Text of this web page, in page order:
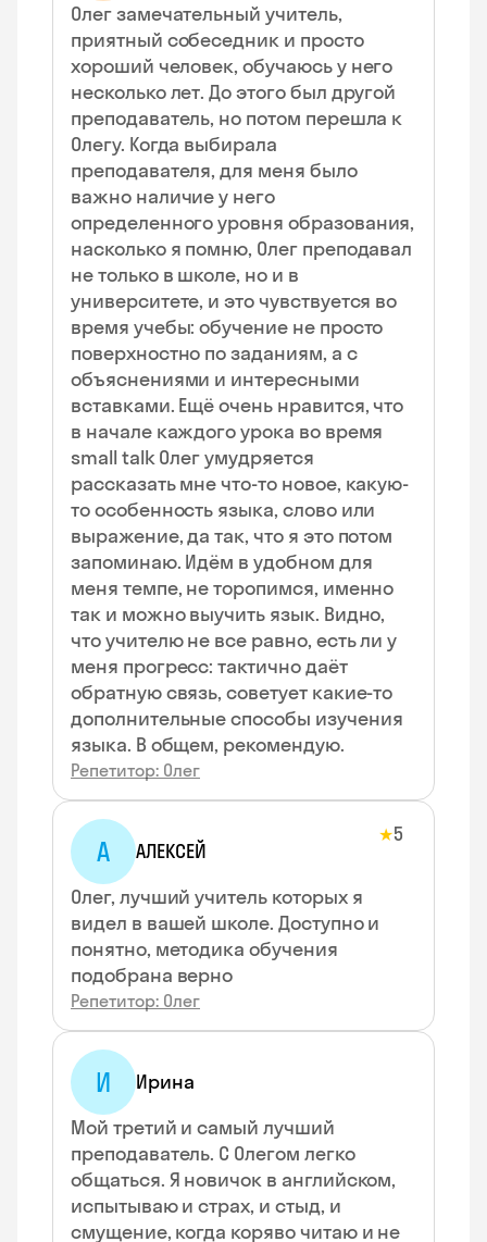
Олег замечательный учитель,
приятный собеседник и просто
хороший человек, обучаюсь у него
несколько лет. До этого был другой
преподаватель, но потом перешла к
Олегу. Когда выбирала
преподавателя, для меня было
важно наличие у него
определенного уровня образования,
насколько я помню, Олег преподавал
не только в школе, но и в
университете, и это чувствуется во
время учебы: обучение не просто
поверхностно по заданиям, а с
объяснениями и интересными
вставками. Ещё очень нравится, что
в начале каждого урока во время
small talk Олег умудряется
рассказать мне что-то новое, какую-
то особенность языка, слово или
выражение, да так, что я это потом
запоминаю. Идём в удобном для
меня темпе, не торопимся, именно
так и можно выучить язык. Видно,
что учителю не все равно, есть ли у
меня прогресс: тактично даёт
обратную связь, советует какие-то
дополнительные способы изучения
языка. В общем, рекомендую.
Репетитор: Олег
А АЛЕКСЕЙ
★5
Олег, лучший учитель которых я
видел в вашей школе. Доступно и
понятно, методика обучения
подобрана верно
Репетитор: Олег
И
Ирина
Мой третий и самый лучший
преподаватель. С Олегом легко
общаться. Я новичок в английском,
испытываю и страх, и стыд, и
смущение, когда коряво читаю и не